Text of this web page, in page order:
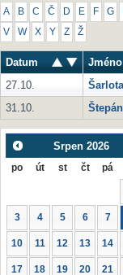
A B C Č D E F G
V W X Y Z Ž
Datum Jméno
27.10.
Šarlota
31.10.
Srpen 2026
po út st čt pá
3 4 5 6 7
10 11 12 13 14
17 18 19 20 21